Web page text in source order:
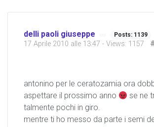
delli paoli giuseppe Posts: 1139
17 Aprile 2010 alle 13:47 - Views: 1157
antonino per le ceratozamia ora
aspettare il prossimo anno
se ne
talmente pochi in giro.
mentre ti ho messo da parte i semi